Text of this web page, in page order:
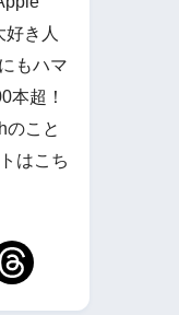
好き人
もハマ
本超！
のこと
はこち